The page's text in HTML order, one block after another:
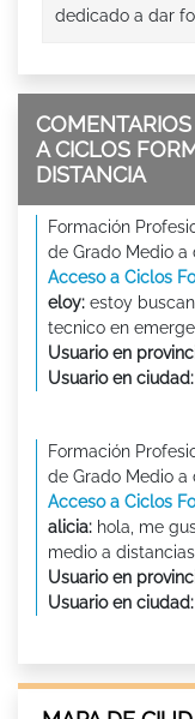
dedicado a dar
A CICLOS
DISTANCIA
Formación
de Grado Medio a
Acceso a Ciclos
eloy: estoy
tecnico en
Usuario en
Usuario en ciudad:
Formación
de Grado Medio a
Acceso a Ciclos
alicia: hola, me
medio a
Usuario en
Usuario en ciudad: